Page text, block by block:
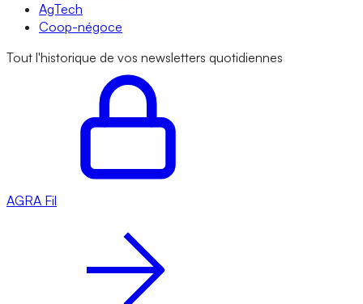
AgTech
Coop-négoce
Tout l'historique de vos newsletters quotidiennes
AGRA Fil